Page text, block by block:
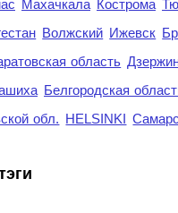
Махачкала Кострома
Волжский Ижевск
область
Белгородская
обл. HELSINKI